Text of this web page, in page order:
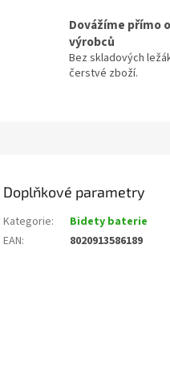
Dovážíme přímo
výrobců
Bez skladových
čerstvé zboží.
Doplňkové parametry
Kategorie:
Bidety baterie
EAN: 8020913586189